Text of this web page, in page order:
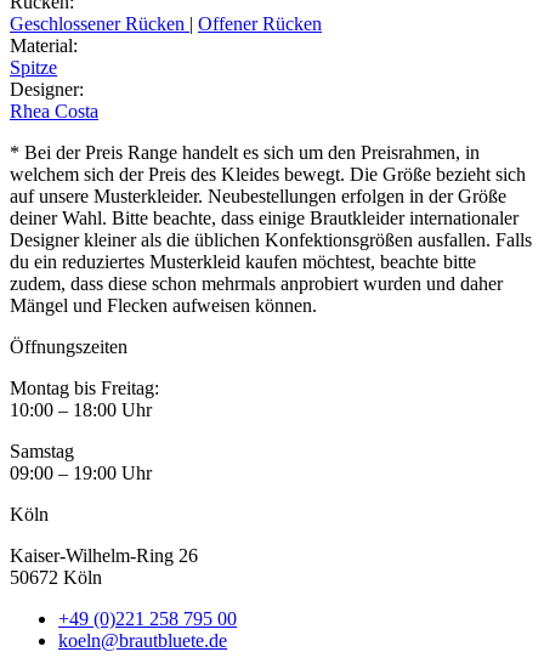
Geschlossener Rücken | Offener Rücken
Material:
Spitze
Designer:
Rhea Costa
* Bei der Preis Range handelt es sich um den Preisrahmen, in
welchem sich der Preis des Kleides bewegt. Die Größe bezieht sich
auf unsere Musterkleider. Neubestellungen erfolgen in der Größe
deiner Wahl. Bitte beachte, dass einige Brautkleider internationaler
Designer kleiner als die üblichen Konfektionsgrößen ausfallen. Falls
du ein reduziertes Musterkleid kaufen möchtest, beachte bitte
zudem, dass diese schon mehrmals anprobiert wurden und daher
Mängel und Flecken aufweisen können.
Öffnungszeiten
Montag bis Freitag:
10:00 – 18:00 Uhr
Samstag
09:00 – 19:00 Uhr
Köln
Kaiser-Wilhelm-Ring 26
50672 Köln
+49 (0)221 258 795 00
koeln@brautbluete.de